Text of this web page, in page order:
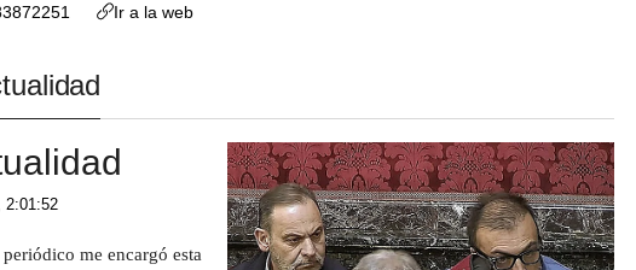
Ir a la web
2:01:52
me encargó esta